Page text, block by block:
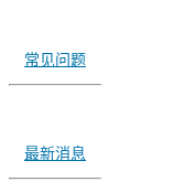
常见问题
最新消息